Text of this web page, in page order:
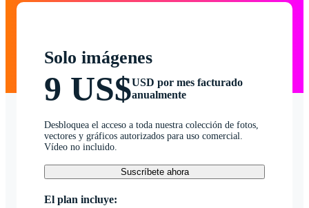
Solo imágenes
9 US$USD por mes facturado
anualmente
Desbloquea el acceso a toda nuestra colección de fotos,
vectores y gráficos autorizados para uso comercial.
Vídeo no incluido.
Suscríbete ahora
El plan incluye: